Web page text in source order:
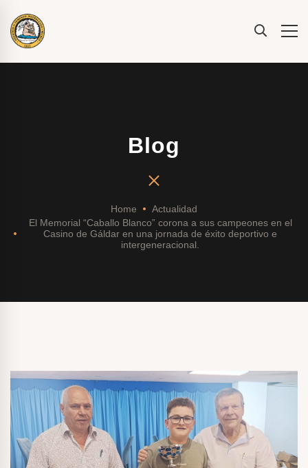
Blog
Home
Actualidad
El Memorial “Caballo Blanco” corona a sus campeones en el
Casino de Gáldar en una jornada de éxito deportivo e
intergeneracional.